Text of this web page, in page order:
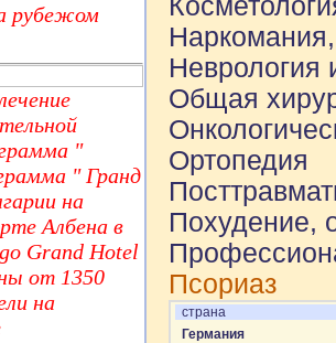
рубежом
"
" Гранд
на
Албена в
Grand Hotel
от 1350
на
Неврология
Общая
Ортопедия
Похудение,
Псориаз
страна
Германия